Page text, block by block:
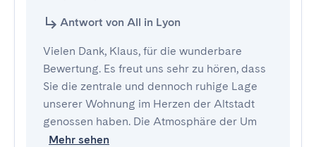
Antwort von All in Lyon
Vielen Dank, Klaus, für die wunderbare
Bewertung. Es freut uns sehr zu hören, dass
Sie die zentrale und dennoch ruhige Lage
unserer Wohnung im Herzen der Altstadt
genossen haben. Die Atmosphäre der Um
Mehr sehen